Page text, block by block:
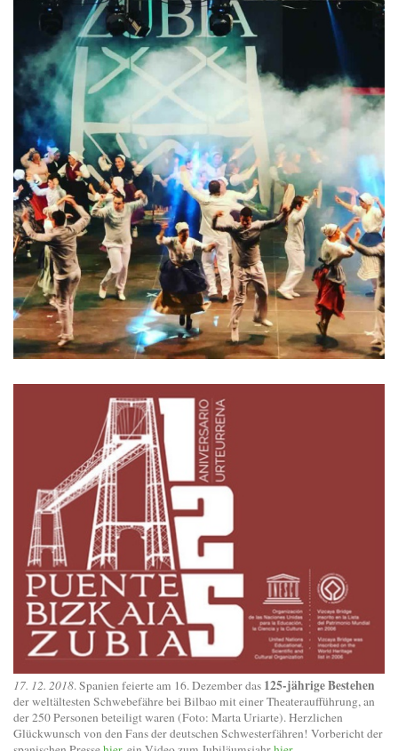
17. 12. 2018. Spanien feierte am 16. Dezember das 125-jährige Bestehen
der weltältesten Schwebefähre bei Bilbao mit einer Theateraufführung, an
der 250 Personen beteiligt waren (Foto: Marta Uriarte). Herzlichen
Glückwunsch von den Fans der deutschen Schwesterfähren! Vorbericht der